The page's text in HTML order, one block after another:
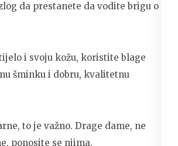
da prestanete da vodite brigu o
i svoju kožu, koristite blage
šminku i dobru, kvalitetnu
to je važno. Drage dame, ne
ponosite se njima.